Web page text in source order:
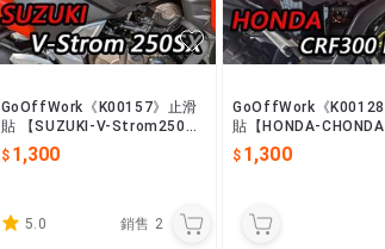
GoOffWork《K00157》止滑
貼 【SUZUKI-V-Strom250S
X】1,300
5.0 銷售 2
GoOffWork《
貼【HONDA-
0 Rally】
1,300